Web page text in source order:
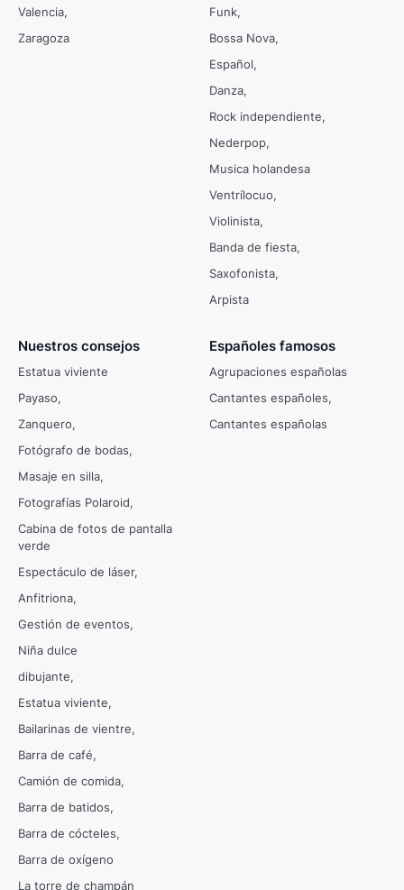
Valencia
Zaragoza
Funk
Bossa Nova
Español
Danza
Rock independiente
Nederpop
Musica holandesa
Ventrílocuo
Violinista
Banda de fiesta
Saxofonista
Arpista
Nuestros consejos
Estatua viviente
Payaso
Zanquero
Fotógrafo de bodas
Masaje en silla
Fotografías Polaroid
Cabina de fotos de pantalla
verde
Espectáculo de láser
Anfitriona
Gestión de eventos
Niña dulce
dibujante
Estatua viviente
Bailarinas de vientre
Barra de café
Camión de comida
Barra de batidos
Barra de cócteles
Barra de oxígeno
La torre de champán
Españoles famosos
Agrupaciones españolas
Cantantes españoles
Cantantes españolas